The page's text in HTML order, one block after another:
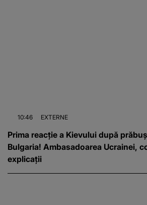
10:46 EXTERNE
Prima reacție a Kievului după
Bulgaria! Ambasadoarea Ucrainei,
explicații